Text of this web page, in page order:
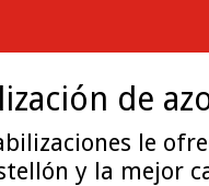
de
le
y la mejor